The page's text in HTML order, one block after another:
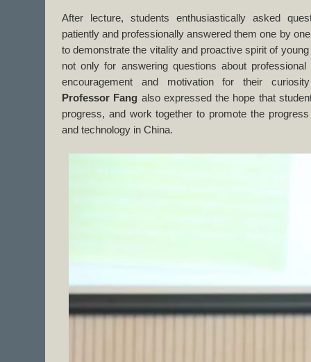
After lecture, students enthusiastically asked
patiently and professionally answered them one by
to demonstrate the vitality and proactive spirit of
not only for answering questions about
encouragement and motivation for their
Professor Fang also expressed the hope that
progress, and work together to promote the
and technology in China.